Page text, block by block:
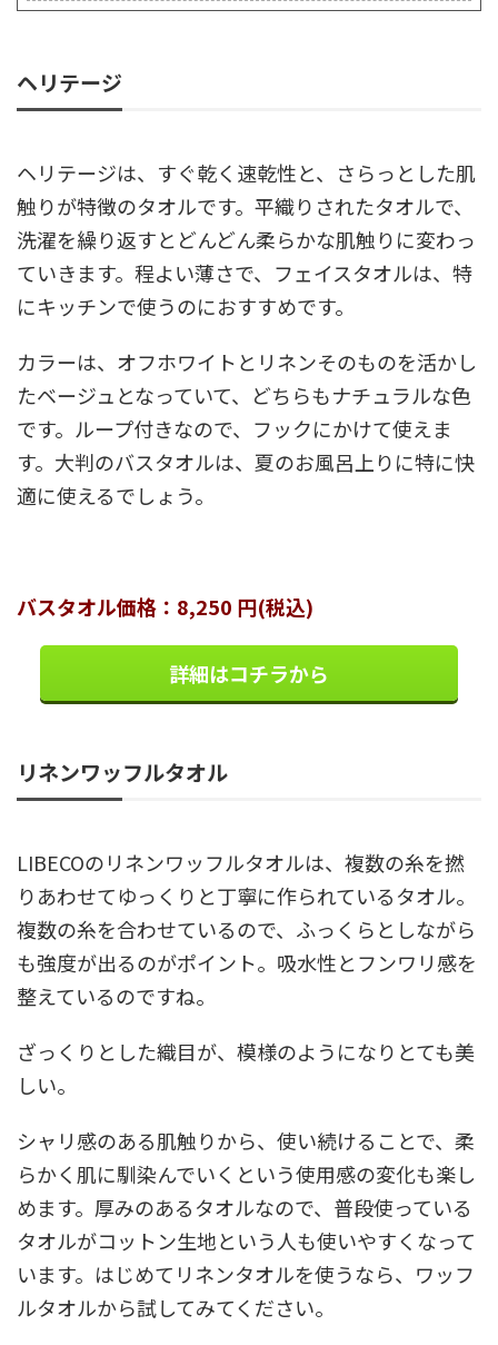
ヘリテージ
ヘリテージは、すぐ乾く速乾性と、さらっとした肌
触りが特徴のタオルです。平織りされたタオルで、
洗濯を繰り返すとどんどん柔らかな肌触りに変わっ
ていきます。程よい薄さで、フェイスタオルは、特
にキッチンで使うのにおすすめです。
カラーは、オフホワイトとリネンそのものを活かし
たベージュとなっていて、どちらもナチュラルな色
です。ループ付きなので、フックにかけて使えま
す。大判のバスタオルは、夏のお風呂上りに特に快
適に使えるでしょう。
バスタオル価格：8,250 円(税込)
詳細はコチラから
リネンワッフルタオル
LIBECOのリネンワッフルタオルは、複数の糸を撚
りあわせてゆっくりと丁寧に作られているタオル。
複数の糸を合わせているので、ふっくらとしながら
も強度が出るのがポイント。吸水性とフンワリ感を
整えているのですね。
ざっくりとした織目が、模様のようになりとても美
しい。
シャリ感のある肌触りから、使い続けることで、柔
らかく肌に馴染んでいくという使用感の変化も楽し
めます。厚みのあるタオルなので、普段使っている
タオルがコットン生地という人も使いやすくなって
います。はじめてリネンタオルを使うなら、ワッフ
ルタオルから試してみてください。